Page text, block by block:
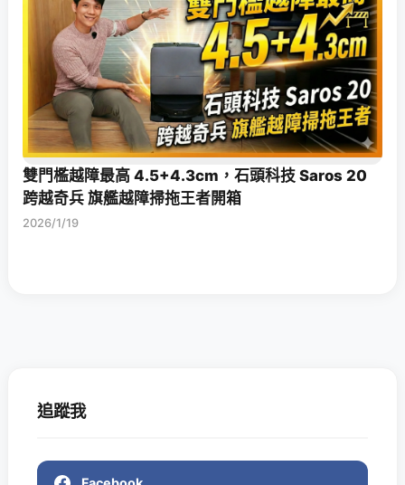
雙門檻越障最高 4.5+4.3cm，石頭科技 Saros 20
跨越奇兵 旗艦越障掃拖王者開箱
2026/1/19
追蹤我